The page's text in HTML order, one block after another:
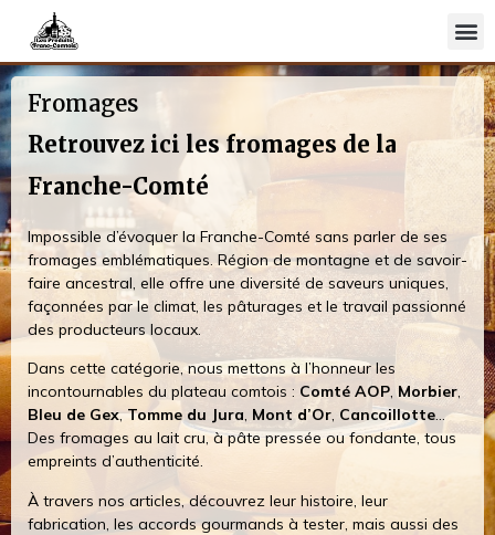
Charcuterie
Vins
Recettes
Actualités
La fromagerie Maison Benoit
Fromages
Retrouvez ici les fromages de la
Franche-Comté
Impossible d’évoquer la Franche-Comté sans parler de ses
fromages emblématiques. Région de montagne et de savoir-
faire ancestral, elle offre une diversité de saveurs uniques,
façonnées par le climat, les pâturages et le travail passionné
des producteurs locaux.
Dans cette catégorie, nous mettons à l’honneur les
incontournables du plateau comtois : Comté AOP,Morbier,
Bleu de Gex,Tomme du Jura, Mont d’Or, Cancoillotte…
Des fromages au lait cru, à pâte pressée ou fondante, tous
empreints d’authenticité.
À travers nos articles, découvrez leur histoire, leur
fabrication, les accords gourmands à tester, mais aussi des